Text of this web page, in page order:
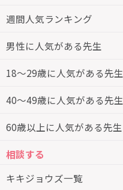
週間人気ランキング
男性に人気がある先生
18～29歳に人気がある先生
40～49歳に人気がある先生
60歳以上に人気がある先生
相談する
キキジョウズ一覧